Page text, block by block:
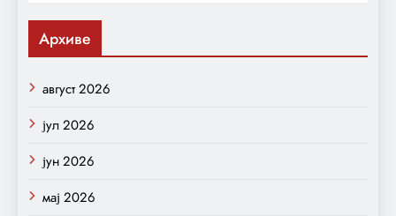
Архиве
август 2026
јул 2026
јун 2026
мај 2026